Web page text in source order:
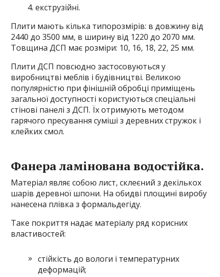
екструзійні.
Плити мають кілька типорозмірів: в довжину від
2440 до 3500 мм, в ширину від 1220 до 2070 мм.
Товщина ДСП має розміри: 10, 16, 18, 22, 25 мм.
Плити ДСП повсюдно застосовуються у
виробництві меблів і будівництві. Великою
популярністю при фінішній обробці приміщень
загальної доступності користуються спеціальні
стінові панелі з ДСП. Їх отримують методом
гарячого пресування суміші з деревних стружок і
клейких смол.
Фанера ламінована водостійка.
Матеріал являє собою лист, склеєний з декількох
шарів деревної шпони. На обидві площині виробу
нанесена плівка з формальдегіду.
Таке покриття надає матеріалу ряд корисних
властивостей:
стійкість до вологи і температурних
деформацій;